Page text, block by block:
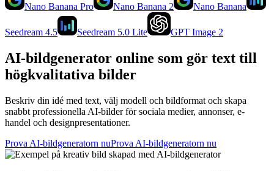
Nano Banana Pro Nano Banana 2 Nano Banana
Seedream 4.5 Seedream 5.0 Lite GPT Image 2
AI-bildgenerator online som gör text till
högkvalitativa bilder
Beskriv din idé med text, välj modell och bildformat och skapa
snabbt professionella AI-bilder för sociala medier, annonser, e-
handel och designpresentationer.
Prova AI-bildgeneratorn nuProva AI-bildgeneratorn nu